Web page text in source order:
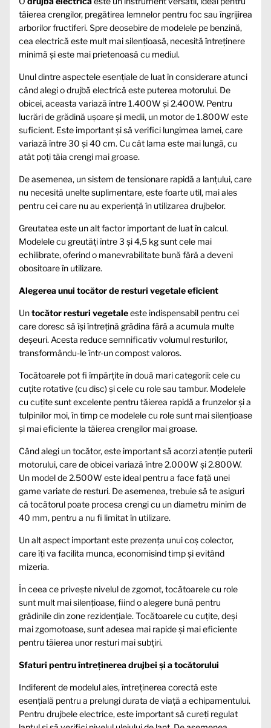
tăierea crengilor, pregătirea lemnelor pentru foc sau îngrijirea
arborilor fructiferi. Spre deosebire de modelele pe benzină,
cea electrică este mult mai silențioasă, necesită întreținere
minimă și este mai prietenoasă cu mediul.
Unul dintre aspectele esențiale de luat în considerare atunci
când alegi o drujbă electrică este puterea motorului. De
obicei, aceasta variază între 1.400W și 2.400W. Pentru
lucrări de grădină ușoare și medii, un motor de 1.800W este
suficient. Este important și să verifici lungimea lamei, care
variază între 30 și 40 cm. Cu cât lama este mai lungă, cu
atât poți tăia crengi mai groase.
De asemenea, un sistem de tensionare rapidă a lanțului, care
nu necesită unelte suplimentare, este foarte util, mai ales
pentru cei care nu au experiență în utilizarea drujbelor.
Greutatea este un alt factor important de luat în calcul.
Modelele cu greutăți între 3 și 4,5 kg sunt cele mai
echilibrate, oferind o manevrabilitate bună fără a deveni
obositoare în utilizare.
Alegerea unui tocător de resturi vegetale eficient
Untocător resturi vegetaleeste indispensabil pentru cei
care doresc să își întrețină grădina fără a acumula multe
deșeuri. Acesta reduce semnificativ volumul resturilor,
transformându-le într-un compost valoros.
Tocătoarele pot fi împărțite în două mari categorii: cele cu
cuțite rotative (cu disc) și cele cu role sau tambur. Modelele
cu cuțite sunt excelente pentru tăierea rapidă a frunzelor și a
tulpinilor moi, în timp ce modelele cu role sunt mai silențioase
și mai eficiente la tăierea crengilor mai groase.
Când alegi un tocător, este important să acorzi atenție puterii
motorului, care de obicei variază între 2.000W și 2.800W.
Un model de 2.500W este ideal pentru a face față unei
game variate de resturi. De asemenea, trebuie să te asiguri
că tocătorul poate procesa crengi cu un diametru minim de
40 mm, pentru a nu fi limitat în utilizare.
Un alt aspect important este prezența unui coș colector,
care îți va facilita munca, economisind timp și evitând
mizeria.
În ceea ce privește nivelul de zgomot, tocătoarele cu role
sunt mult mai silențioase, fiind o alegere bună pentru
grădinile din zone rezidențiale. Tocătoarele cu cuțite, deși
mai zgomotoase, sunt adesea mai rapide și mai eficiente
pentru tăierea unor resturi mai subțiri.
Sfaturi pentru întreținerea drujbei și a tocătorului
Indiferent de modelul ales, întreținerea corectă este
esențială pentru a prelungi durata de viață a echipamentului.
Pentru drujbele electrice, este important să cureți regulat